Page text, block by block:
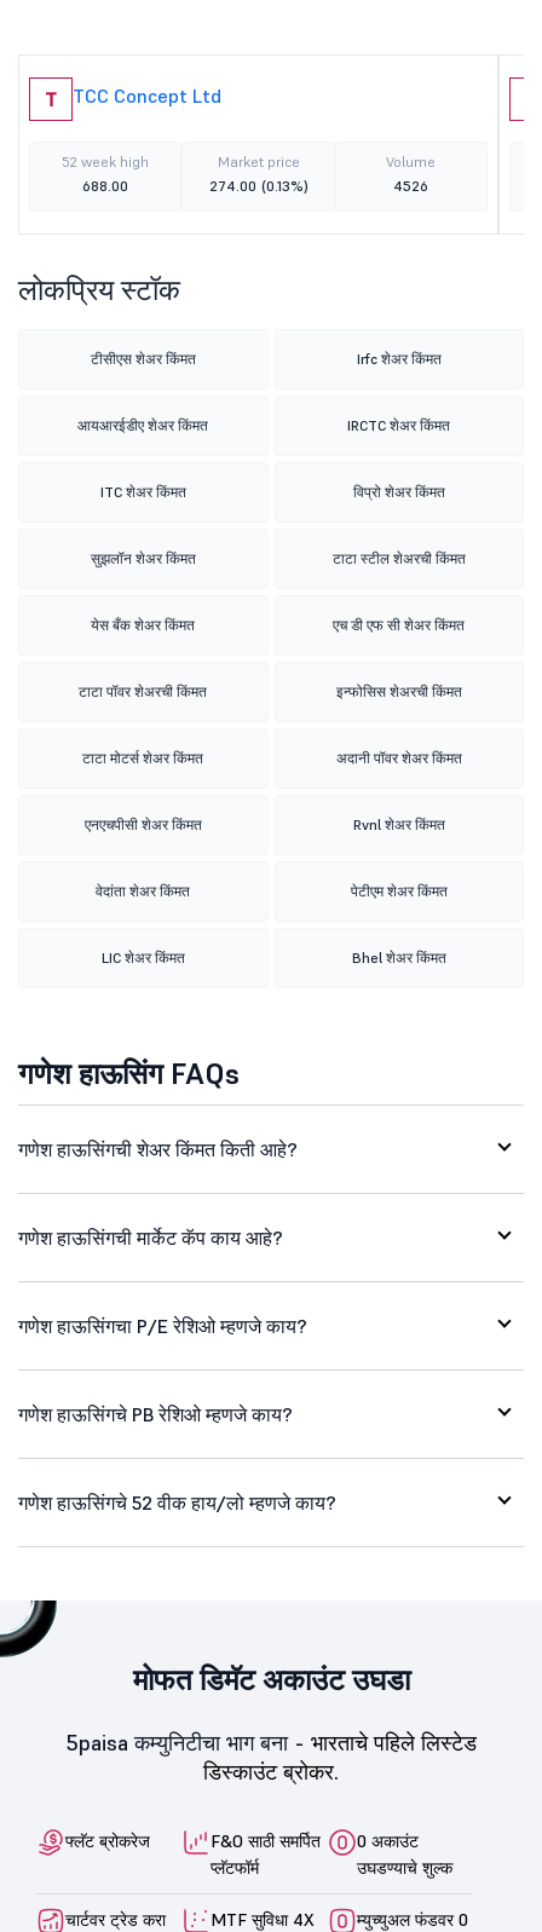
T TCC Concept Ltd
52 week high
688.00
Market price
274.00 (0.13%)
Volume
4526
लोकप्रिय स्टॉक
टीसीएस शेअर किंमत Irfc शेअर किंमत
आयआरईडीए शेअर किंमत IRCTC शेअर किंमत
ITC शेअर किंमत विप्रो शेअर किंमत
सुझलॉन शेअर किंमत टाटा स्टील शेअरची किंमत
येस बँक शेअर किंमत एच डी एफ सी शेअर किंमत
टाटा पॉवर शेअरची किंमत इन्फोसिस शेअरची किंमत
टाटा मोटर्स शेअर किंमत अदानी पॉवर शेअर किंमत
एनएचपीसी शेअर किंमत Rvnl शेअर किंमत
वेदांता शेअर किंमत पेटीएम शेअर किंमत
LIC शेअर किंमत Bhel शेअर किंमत
गणेश हाऊसिंग FAQs
गणेश हाऊसिंगची शेअर किंमत किती आहे?
गणेश हाऊसिंगची मार्केट कॅप काय आहे?
गणेश हाऊसिंगचा P/E रेशिओ म्हणजे काय?
गणेश हाऊसिंगचे PB रेशिओ म्हणजे काय?
गणेश हाऊसिंगचे 52 वीक हाय/लो म्हणजे काय?
मोफत डिमॅट अकाउंट उघडा
5paisa कम्युनिटीचा भाग बना - भारताचे पहिले लिस्टेड
डिस्काउंट ब्रोकर.
फ्लॅट ब्रोकरेज
F&O साठी समर्पित
प्लॅटफॉर्म
0 अकाउंट
उघडण्याचे शुल्क
चार्टवर ट्रेड करा
MTF सुविधा 4X
म्युच्युअल फंडवर 0